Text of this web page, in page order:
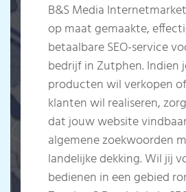
B&S Media
op maat gemaakte,
betaalbare SEO-service
bedrijf in Zutphen. Indien
producten wil verkopen
klanten wil realiseren,
dat jouw website
algemene zoekwoorden
landelijke dekking. Wil jij
bedienen in een gebied